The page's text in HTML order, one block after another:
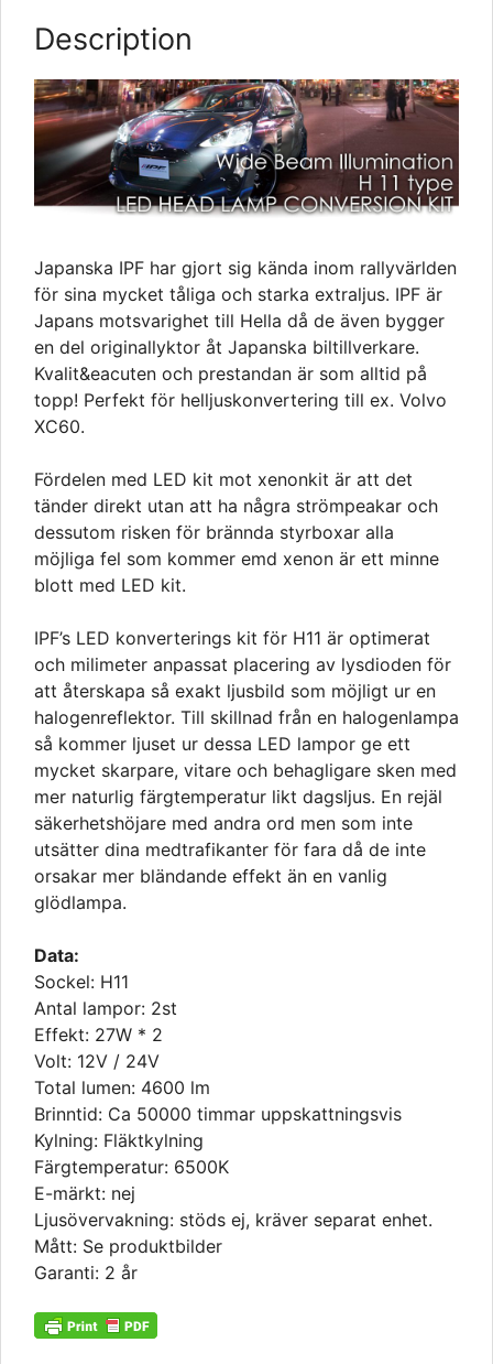
Description
Japanska IPF har gjort sig kända inom rallyvärlden
för sina mycket tåliga och starka extraljus. IPF är
Japans motsvarighet till Hella då de även bygger
en del originallyktor åt Japanska biltillverkare.
Kvalit&eacuten och prestandan är som alltid på
topp! Perfekt för helljuskonvertering till ex. Volvo
XC60.
Fördelen med LED kit mot xenonkit är att det
tänder direkt utan att ha några strömpeakar och
dessutom risken för brännda styrboxar alla
möjliga fel som kommer emd xenon är ett minne
blott med LED kit.
IPF’s LED konverterings kit för H11 är optimerat
och milimeter anpassat placering av lysdioden för
att återskapa så exakt ljusbild som möjligt ur en
halogenreflektor. Till skillnad från en halogenlampa
så kommer ljuset ur dessa LED lampor ge ett
mycket skarpare, vitare och behagligare sken med
mer naturlig färgtemperatur likt dagsljus. En rejäl
säkerhetshöjare med andra ord men som inte
utsätter dina medtrafikanter för fara då de inte
orsakar mer bländande effekt än en vanlig
glödlampa.
Data:
Sockel: H11
Antal lampor: 2st
Effekt: 27W * 2
Volt: 12V / 24V
Total lumen: 4600 lm
Brinntid: Ca 50000 timmar uppskattningsvis
Kylning: Fläktkylning
Färgtemperatur: 6500K
E-märkt: nej
Ljusövervakning: stöds ej, kräver separat enhet.
Mått: Se produktbilder
Garanti: 2 år